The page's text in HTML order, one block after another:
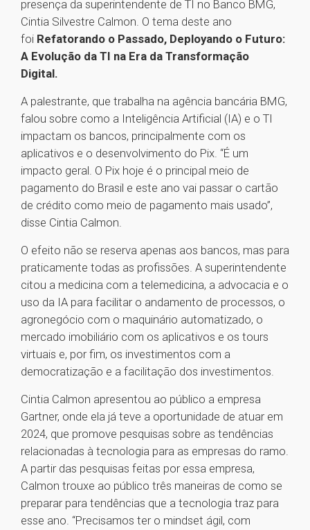
presença da superintendente de TI no Banco BMG,
Cintia Silvestre Calmon. O tema deste ano
foi Refatorando o Passado, Deployando o Futuro:
A Evolução da TI na Era da Transformação
Digital.
A palestrante, que trabalha na agência bancária BMG,
falou sobre como a Inteligência Artificial (IA) e o TI
impactam os bancos, principalmente com os
aplicativos e o desenvolvimento do Pix. “É um
impacto geral. O Pix hoje é o principal meio de
pagamento do Brasil e este ano vai passar o cartão
de crédito como meio de pagamento mais usado”,
disse Cintia Calmon.
O efeito não se reserva apenas aos bancos, mas para
praticamente todas as profissões. A superintendente
citou a medicina com a telemedicina, a advocacia e o
uso da IA para facilitar o andamento de processos, o
agronegócio com o maquinário automatizado, o
mercado imobiliário com os aplicativos e os tours
virtuais e, por fim, os investimentos com a
democratização e a facilitação dos investimentos.
Cintia Calmon apresentou ao público a empresa
Gartner, onde ela já teve a oportunidade de atuar em
2024, que promove pesquisas sobre as tendências
relacionadas à tecnologia para as empresas do ramo.
A partir das pesquisas feitas por essa empresa,
Calmon trouxe ao público três maneiras de como se
preparar para tendências que a tecnologia traz para
esse ano. “Precisamos ter o mindset ágil, com